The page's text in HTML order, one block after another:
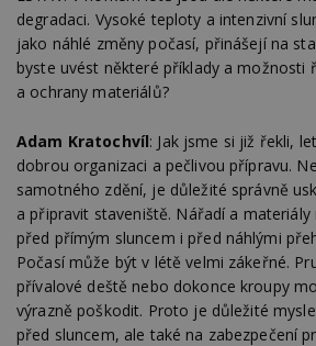
degradaci. Vysoké teploty a intenzivní
jako náhlé změny počasí, přinášejí na
byste uvést některé příklady a možnosti
a ochrany materiálů?
Adam Kratochvíl: Jak jsme si již řekli,
dobrou organizaci a pečlivou přípravu.
samotného zdění, je důležité správně
a připravit staveniště. Nářadí a materiály
před přímým sluncem i před náhlými
Počasí může být v létě velmi zákeřné.
přívalové deště nebo dokonce kroupy
výrazně poškodit. Proto je důležité
před sluncem, ale také na zabezpečení